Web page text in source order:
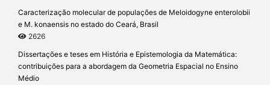
Caracterização molecular de populações de Meloidogyne enterolobii
e M. konaensis no estado do Ceará, Brasil
2626
Dissertações e teses em História e Epistemologia da Matemática:
contribuições para a abordagem da Geometria Espacial no Ensino
Médio